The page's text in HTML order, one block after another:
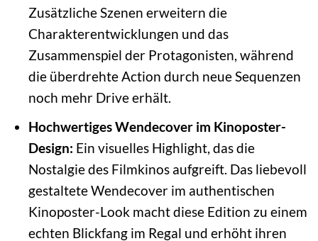
Zusätzliche Szenen erweitern die
Charakterentwicklungen und das
Zusammenspiel der Protagonisten, während
die überdrehte Action durch neue Sequenzen
noch mehr Drive erhält.
Hochwertiges Wendecover im Kinoposter-
Design: Ein visuelles Highlight, das die
Nostalgie des Filmkinos aufgreift. Das liebevoll
gestaltete Wendecover im authentischen
Kinoposter-Look macht diese Edition zu einem
echten Blickfang im Regal und erhöht ihren